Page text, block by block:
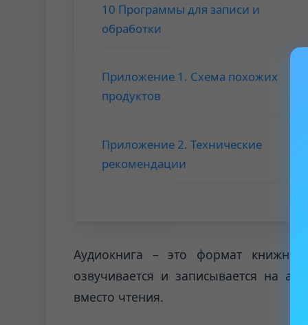
10 Программы для записи и
обработки
Приложение 1. Схема похожих
продуктов
Приложение 2. Технические
рекомендации
Аудиокнига – это формат
озвучивается и записывается на
вместо чтения.